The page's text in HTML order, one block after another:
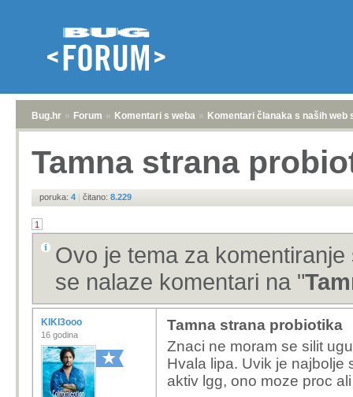
Bug.hr » Forum » Komentari s weba » Komentari članaka s naših web
Tamna strana
poruka: 4 | čitano: 8.229
1
Ovo je tema za
se nalaze komentari na "
KIKI3ooo
16 godina
Tamna strana probiotika
Znaci ne moram se silit
Hvala lipa. Uvik je najbolje
aktiv lgg, ono moze proc